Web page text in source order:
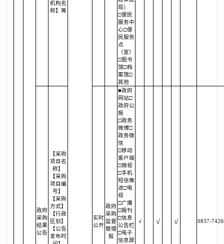
机构名
称】等
局）
□便民
服务中
心□便
民服务
点
（室）
□图书
馆□档
案馆□
其他
政府
采购
结果
公告
【采购
项目名
称】
【采购
项目编
号】
【采购
方式】
【行政
区划】
【公告
发布时
实时
公开
政府
采购
监督
管理
股
■政府
网站□
政府公
报
□政务
微博□
政务微
信
□移动
客户端
□微视
□手机
短信推
送□电
视
□广播
□报刊
□信息
公告栏
□电子
信息屏
√ √ √ 0837-